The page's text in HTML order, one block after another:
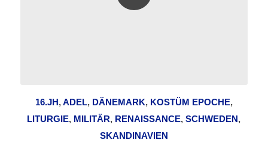
16.JH ,ADEL, DÄNEMARK, KOSTÜM EPOCHE,
LITURGIE, MILITÄR, RENAISSANCE,SCHWEDEN ,
SKANDINAVIEN